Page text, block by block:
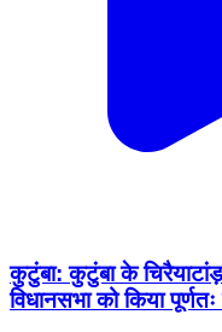
कुटुंबा: कुटुंबा के
विधानसभा को किया